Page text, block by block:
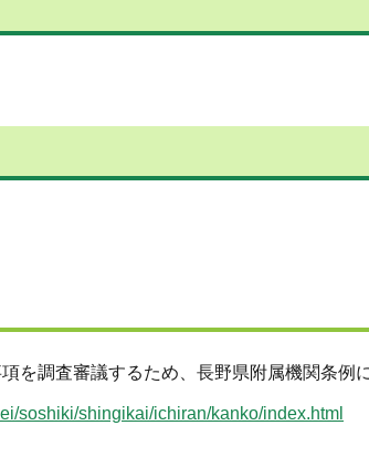
調査審議するため、長野県附属機関条例
soshiki/shingikai/ichiran/kanko/index.html